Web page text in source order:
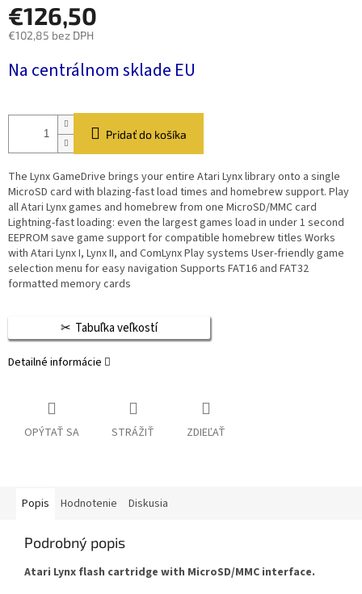
€126,50
€102,85 bez DPH
cena:
Na centrálnom sklade EU
Pridať do košíka
The Lynx GameDrive brings your entire Atari Lynx library onto a single
MicroSD card with blazing-fast load times and homebrew support. Play
all Atari Lynx games and homebrew from one MicroSD/MMC card
Lightning-fast loading: even the largest games load in under 1 second
EEPROM save game support for compatible homebrew titles Works
with Atari Lynx I, Lynx II, and ComLynx Play systems User-friendly game
selection menu for easy navigation Supports FAT16 and FAT32
formatted memory cards
Tabuľka veľkostí
Detailné informácie
OPÝTAŤ SA STRÁŽIŤ ZDIEĽAŤ
Popis Hodnotenie Diskusia
Podrobný popis
Atari Lynx flash cartridge with MicroSD/MMC interface.